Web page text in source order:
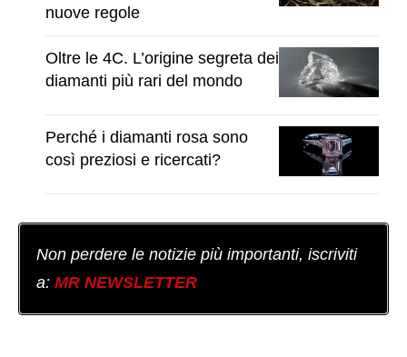
nuove regole
Oltre le 4C. L’origine segreta dei
diamanti più rari del mondo
Perché i diamanti rosa sono
così preziosi e ricercati?
Non perdere le notizie più importanti, iscriviti
a: MR NEWSLETTER